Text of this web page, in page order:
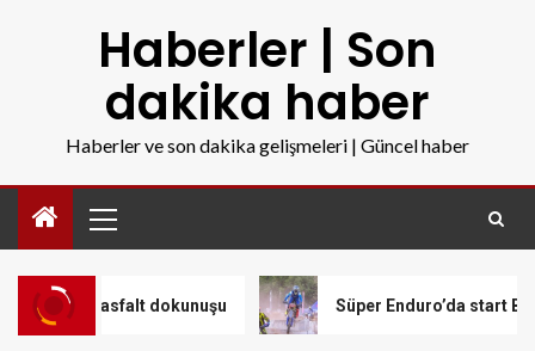
Haberler | Son
dakika haber
Haberler ve son dakika gelişmeleri | Güncel haber
dokunuşu Süper Enduro’da start Başkan